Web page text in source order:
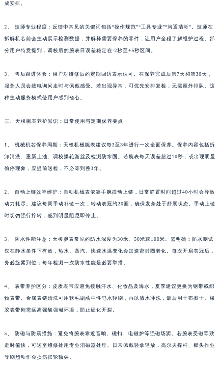
成安排。
2、 技师专业程度：反馈中常见的关键词包括“操作规范”“工具专业”“沟通清晰”。技师在
拆解机芯前会主动展示检测数据，并解释需要保养的零件，让用户全程了解维护过程。部
分用户特意提到，调校后的腕表日误差稳定在-2秒至+5秒区间。
3、 售后跟进体验：用户对维修后的定期回访表示认可。在保养完成后第7天和第30天，
服务人员会致电询问走时与佩戴感受。若出现异常，可优先安排复检，无需额外排队。这
种主动服务模式使用户感到省心。
三、天梭腕表养护知识：日常使用与定期保养要点
1、 机械机芯保养周期：天梭机械腕表建议每2至3年进行一次全面保养。保养内容包括拆
卸清洗、重新上油、调校摆轮游丝及检测防水圈。若腕表每天误差超过10秒，或出现明显
偷停现象，应提前送检，不必等到整3年。
2、 自动上链效率维护：自动机械表依靠手腕摆动上链，日常静置时间超过40小时会导致
动力耗尽。建议每周手动补链一次，转动表冠约20圈，确保发条处于舒展状态。手动上链
时切勿强行拧转，感到明显阻尼即停止。
3、 防水性能注意：天梭腕表常见的防水深度为30米、50米或100米。需明确：防水测试
仅在静水条件下有效，热水、蒸汽、快速水温变化会加速密封圈老化。每次开启表冠后，
务必旋紧到位；每年检测一次防水性能是必要举措。
4、 表带养护区分：皮质表带应避免接触汗水、化妆品及海水，夏季建议更换为钢带或织
物表带。金属表链清洗可用软毛刷蘸中性皂水轻刷，再以清水冲洗，最后用干布擦干。橡
胶表带则需远离强酸强碱环境，防止硬化开裂。
5、 防磁与防震措施：避免将腕表靠近音响、磁扣、电磁炉等强磁场源。若腕表受磁导致
走时偏快，可送至维修处用专业消磁器处理。日常佩戴轻拿轻放，高尔夫挥杆、榔头作业
等剧烈动作会损伤摆轮轴尖。